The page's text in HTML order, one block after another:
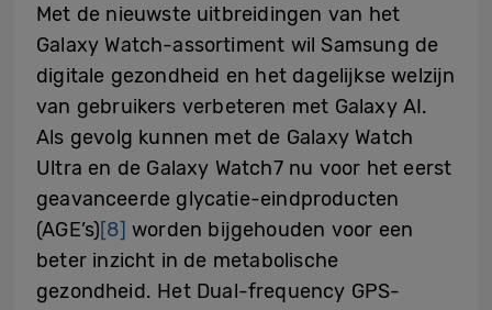
Met de nieuwste uitbreidingen van het
Galaxy Watch-assortiment wil Samsung de
digitale gezondheid en het dagelijkse welzijn
van gebruikers verbeteren met Galaxy AI.
Als gevolg kunnen met de Galaxy Watch
Ultra en de Galaxy Watch7 nu voor het eerst
geavanceerde glycatie-eindproducten
(AGE’s)[8] worden bijgehouden voor een
beter inzicht in de metabolische
gezondheid. Het Dual-frequency GPS-